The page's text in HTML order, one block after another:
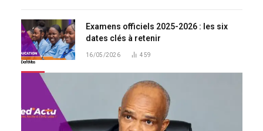
Examens officiels 2025-2026 : les six
dates clés à retenir
16/05/2026 459
Don't Miss